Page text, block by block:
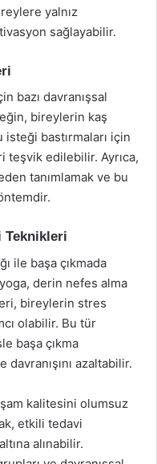
yalnız
sağlayabilir.
bazı davranışsal
bireylerin kaş
bastırmaları için
teşvik edilebilir. Ayrıca,
tanımlamak ve bu
Teknikleri
ile başa çıkmada
derin nefes alma
bireylerin stres
olabilir. Bu tür
başa çıkma
azaltabilir.
kalitesini olumsuz
etkili tedavi
alınabilir.